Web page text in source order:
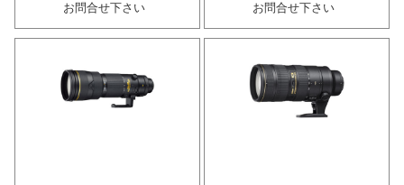
お問合せ下さい
お問合せ下さい